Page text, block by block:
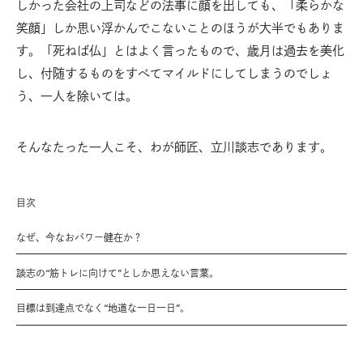
しかった会社の上司などの法事に顔を出しても、「柔らかな
笑顔」しか思い浮かんでこないことのほうが大半でもありま
す。「死ねば仏」とはよく言ったもので、歳月は過去を美化
し、付随するものをすべてマイルドにしてしまうのでしょ
う、一人を除いては。
そんなたった一人こそ、わが師匠、立川談志であります。
目次
なぜ、今なおパワー健在か？
談志の“筋トレに向けて”としか思えない言葉。
目標は到達点でなく“地道な一日一日”。